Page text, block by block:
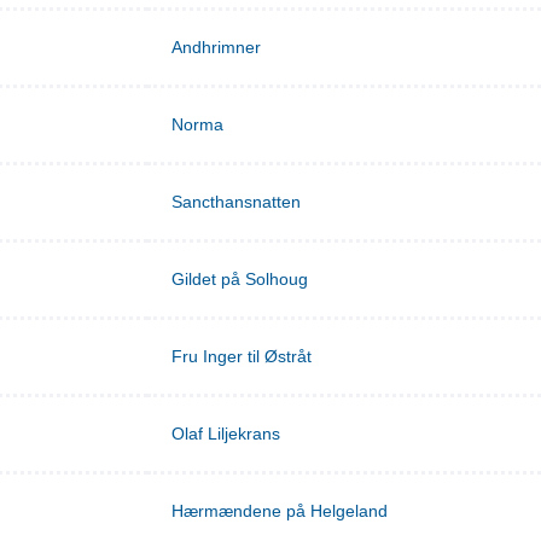
Andhrimner
Norma
Sancthansnatten
Gildet på Solhoug
Fru Inger til Østråt
Olaf Liljekrans
Hærmændene på Helgeland